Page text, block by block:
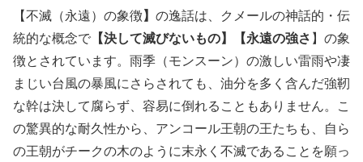
【不滅（永遠）の象徴】 の逸話は、クメールの神話的・伝
統的な概念で 【決して滅びないもの】【永遠の強さ 】の象
徴とされています。雨季（モンスーン）の激しい雷雨や凄
まじい台風の暴風にさらされても、油分を多く含んだ強靭
な幹は決して腐らず、容易に倒れることもありません。こ
の驚異的な耐久性から、アンコール王朝の王たちも、自ら
の王朝がチークの木のように末永く不滅であることを願っ